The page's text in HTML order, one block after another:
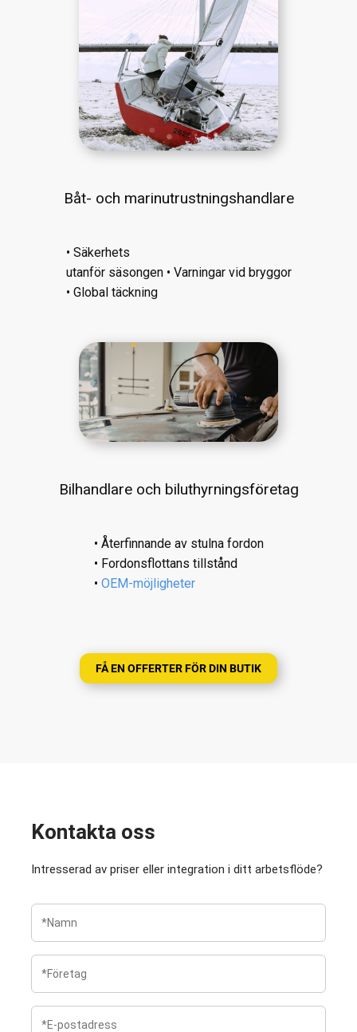
Båt- och marinutrustningshandlare
• Säkerhets
utanför säsongen • Varningar vid bryggor
• Global täckning
Bilhandlare och biluthyrningsföretag
• Återfinnande av stulna fordon
• Fordonsflottans tillstånd
• OEM-möjligheter
FÅ EN OFFERTER FÖR DIN BUTIK